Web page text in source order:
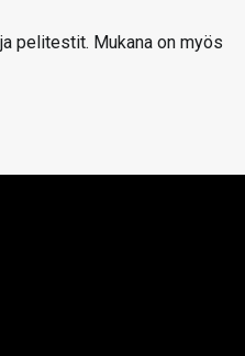
pelitestit. Mukana on myös